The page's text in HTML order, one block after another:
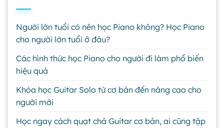
Người lớn tuổi có nên học Piano không? Học Piano
cho người lớn tuổi ở đâu?
Các hình thức học Piano cho người đi làm phổ biến
hiệu quả
Khóa học Guitar Solo từ cơ bản đến nâng cao cho
người mới
Học ngay cách quạt chả Guitar cơ bản, ai cũng tập